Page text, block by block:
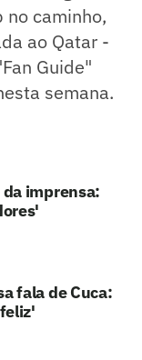
caminho,
ao Qatar -
Guide"
semana.
imprensa:
fala de Cuca: